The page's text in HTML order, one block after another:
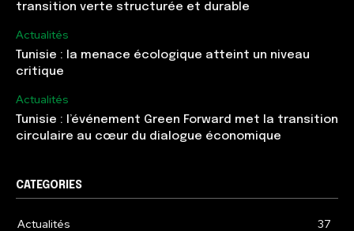
transition verte structurée et durable
Actualités
Tunisie : la menace écologique atteint un niveau
critique
Actualités
Tunisie : l’événement Green Forward met la transition
circulaire au cœur du dialogue économique
CATEGORIES
Actualités 37